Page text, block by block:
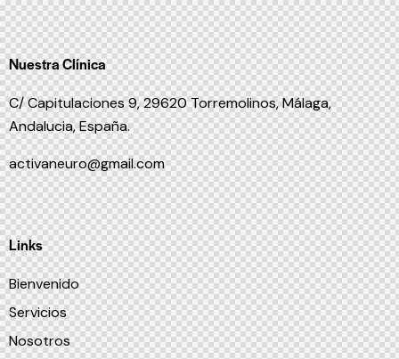
Nuestra Clínica
C/ Capitulaciones 9, 29620 Torremolinos,Málaga,
Andalucia,España.
activaneuro@gmail.com
Links
Bienvenido
Servicios
Nosotros